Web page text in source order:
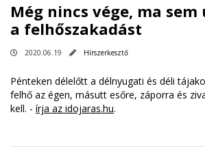
Még nincs vége, ma sem
a felhőszakadást
2020.06.19 Hírszerkesztő
Pénteken délelőtt a délnyugati és déli
felhő az égen, másutt esőre, záporra és
kell. - írja az idojaras.hu.